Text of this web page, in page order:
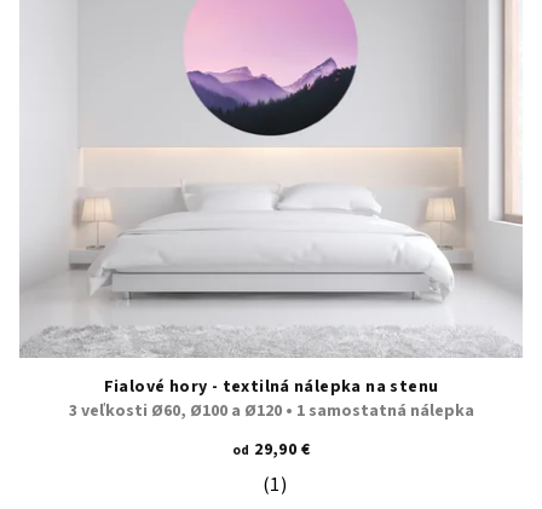
Fialové hory - textilná nálepka na stenu
3 veľkosti Ø60, Ø100 a Ø120 • 1 samostatná nálepka
od 29,90 €
Priemerné hodnotenie produktu
(1)